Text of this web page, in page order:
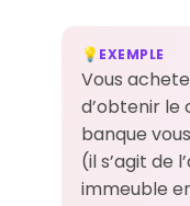
💡 EXEMPLE
Vous
d’obtenir le
banque
(il s’agit de
immeuble